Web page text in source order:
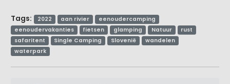
Tags: 2022 aan rivier
eenoudercamping
eenoudervakanties
fietsen glamping Natuur
rust
safaritent
Single Camping Slovenië
wandelen
waterpark